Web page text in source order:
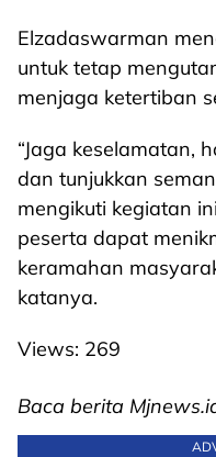
Elzadaswarman
untuk tetap
menjaga ketertiban
“Jaga keselamatan,
dan tunjukkan
mengikuti kegiatan
peserta dapat
keramahan
katanya.
Views: 269
Baca berita